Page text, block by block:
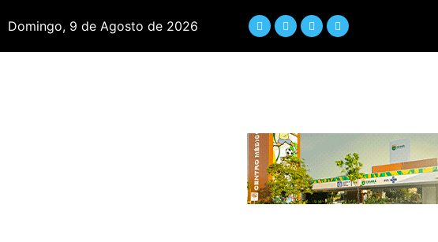
Domingo, 9 de Agosto de 2026